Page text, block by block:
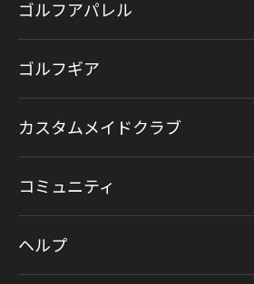
ゴルフアパレル
ゴルフギア
カスタムメイドクラブ
コミュニティ
ヘルプ